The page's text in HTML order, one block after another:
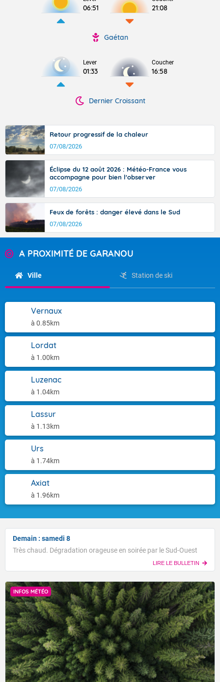
06:51 21:08
Gaétan
Lever
01:33
Coucher
16:58
Dernier Croissant
Retour progressif de la chaleur
07/08/2026
Éclipse du 12 août 2026 : Météo-France vous
accompagne pour bien l'observer
07/08/2026
Feux de forêts : danger élevé dans le Sud
07/08/2026
A PROXIMITÉ DE GARANOU
Ville Station de ski
Vernaux
à 0.85km
Lordat
à 1.00km
Luzenac
à 1.04km
Lassur
à 1.13km
Urs
à 1.74km
Axiat
à 1.96km
Demain : samedi 8
Très chaud. Dégradation orageuse en soirée par le Sud-Ouest
LIRE LE BULLETIN
INFOS MÉTÉO